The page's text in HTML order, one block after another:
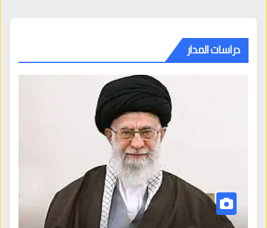
دراسات المدار